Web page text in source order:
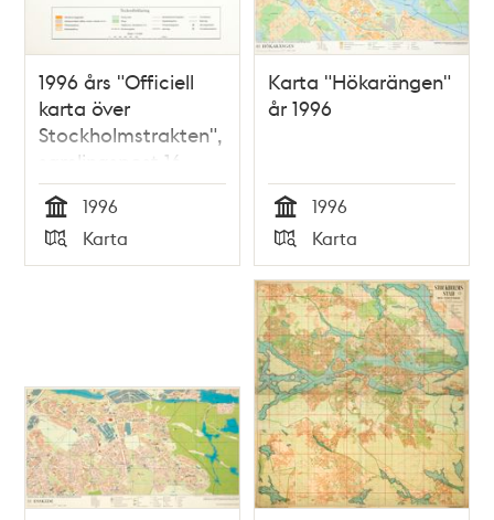
1996 års "Officiell
karta över
Stockholmstrakten",
samlingspost 16
blad
Tid
1996
Typ
Karta
Karta "Hökarängen"
år 1996
Tid
1996
Typ
Karta